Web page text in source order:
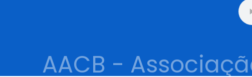
AACB -